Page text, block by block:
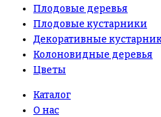
Плодовые деревья
Плодовые кустарники
Декоративные
Колоновидные деревья
Цветы
Каталог
О нас